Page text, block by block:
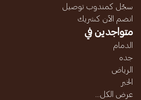
سجّل كمندوب توصيل
انضم الآن كشريك
متواجدين في
الدمام
جده
الرياض
الخبر
عرض الكل...